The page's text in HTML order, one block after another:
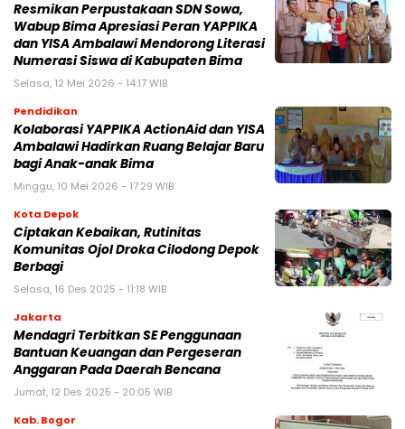
Resmikan Perpustakaan SDN Sowa,
Wabup Bima Apresiasi Peran YAPPIKA
dan YISA Ambalawi Mendorong Literasi
Numerasi Siswa di Kabupaten Bima
Selasa, 12 Mei 2026 - 14:17 WIB
Pendidikan
Kolaborasi YAPPIKA ActionAid dan YISA
Ambalawi Hadirkan Ruang Belajar Baru
bagi Anak-anak Bima
Minggu, 10 Mei 2026 - 17:29 WIB
Kota Depok
Ciptakan Kebaikan, Rutinitas
Komunitas Ojol Droka Cilodong Depok
Berbagi
Selasa, 16 Des 2025 - 11:18 WIB
Jakarta
Mendagri Terbitkan SE Penggunaan
Bantuan Keuangan dan Pergeseran
Anggaran Pada Daerah Bencana
Jumat, 12 Des 2025 - 20:05 WIB
Kab. Bogor